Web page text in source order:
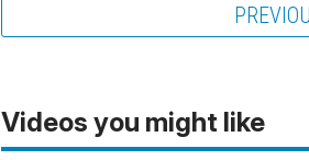
Videos you might like